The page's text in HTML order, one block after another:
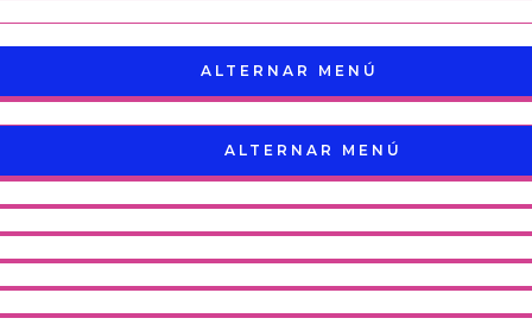
ALTERNAR MENÚ
ALTERNAR MENÚ